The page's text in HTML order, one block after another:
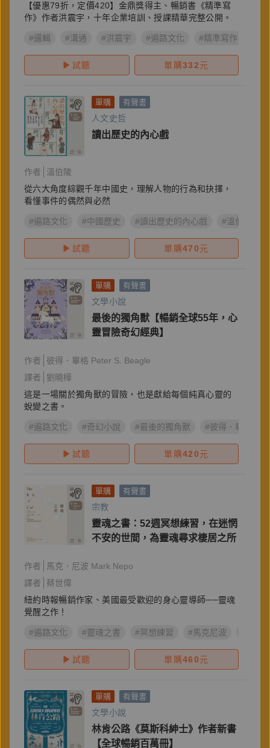
【優惠79折，定價420】金鼎獎得主、暢銷書《精準寫
作》作者洪震宇，十年企業培訓、授課精華完整公開。
#邏輯 #溝通 #洪震宇 #遍路文化 #精準寫作
試聽 單購332元
單購 有聲書
人文史哲
讀出歷史的內心戲
作者
溫伯陵
從六大角度綜觀千年中國史，理解人物的行為和抉擇，
看懂事件的偶然與必然
#遍路文化 #中國歷史 #讀出歷史的內心戲 #溫伯陵
試聽 單購470元
單購 有聲書
文學小說
最後的獨角獸【暢銷全球55年，心
靈冒險奇幻經典】
作者
彼得．畢格 Peter S. Beagle
譯者
劉曉樺
這是一場關於獨角獸的冒險，也是獻給每個純真心靈的
蛻變之書。
#遍路文化 #奇幻小說 #最後的獨角獸 #彼得．畢格
試聽 單購420元
單購 有聲書
宗教
靈魂之書：52週冥想練習，在迷惘
不安的世間，為靈魂尋求棲居之所
作者
馬克．尼波 Mark Nepo
譯者
蔡世偉
紐約時報暢銷作家、美國最受歡迎的身心靈導師──靈魂
覺醒之作！
#遍路文化 #靈魂之書 #冥想練習 #馬克尼波
試聽 單購460元
單購 有聲書
文學小說
林肯公路《莫斯科紳士》作者新書
【全球暢銷百萬冊】